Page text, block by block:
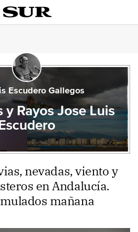
Escudero Gallegos
y Rayos Jose Luis
Escudero
nevadas, viento y
en Andalucía.
mañana